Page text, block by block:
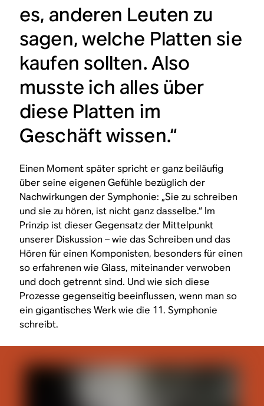
es, anderen Leuten zu
sagen, welche Platten sie
kaufen sollten. Also
musste ich alles über
diese Platten im
Geschäft wissen.“
Einen Moment später spricht er ganz beiläufig
über seine eigenen Gefühle bezüglich der
Nachwirkungen der Symphonie: „Sie zu schreiben
und sie zu hören, ist nicht ganz dasselbe.“ Im
Prinzip ist dieser Gegensatz der Mittelpunkt
unserer Diskussion – wie das Schreiben und das
Hören für einen Komponisten, besonders für einen
so erfahrenen wie Glass, miteinander verwoben
und doch getrennt sind. Und wie sich diese
Prozesse gegenseitig beeinflussen, wenn man so
ein gigantisches Werk wie die 11. Symphonie
schreibt.